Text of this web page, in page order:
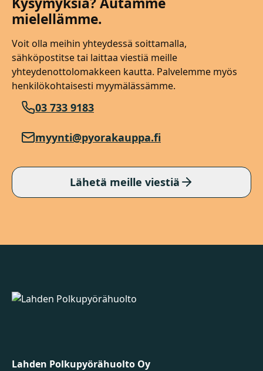
mielellämme.
Voit olla meihin yhteydessä soittamalla,
sähköpostitse tai laittaa viestiä meille
yhteydenottolomakkeen kautta. Palvelemme myös
henkilökohtaisesti myymälässämme.
03 733 9183
myynti@pyorakauppa.fi
Lähetä meille viestiä
Lahden Polkupyörähuolto - etusivulle
Lahden Polkupyörähuolto Oy